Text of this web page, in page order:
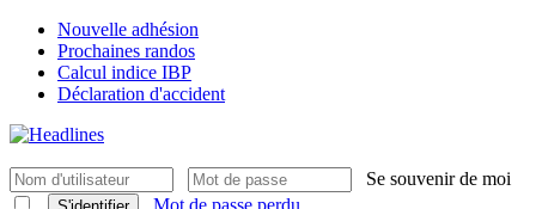
Nouvelle adhésion
Prochaines randos
Calcul indice IBP
Déclaration d'accident
Se souvenir de moi
Mot de passe perdu